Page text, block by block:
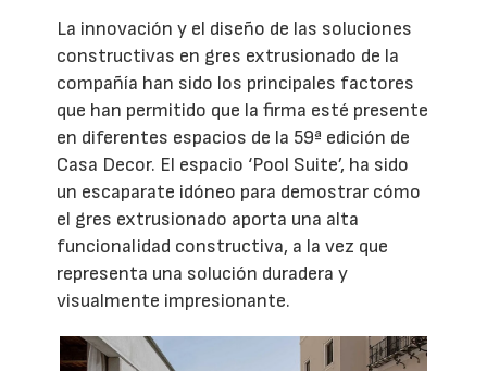
La innovación y el diseño de las soluciones
constructivas en gres extrusionado de la
compañía han sido los principales factores
que han permitido que la firma esté presente
en diferentes espacios de la 59ª edición de
Casa Decor. El espacio ‘Pool Suite’, ha sido
un escaparate idóneo para demostrar cómo
el gres extrusionado aporta una alta
funcionalidad constructiva, a la vez que
representa una solución duradera y
visualmente impresionante.